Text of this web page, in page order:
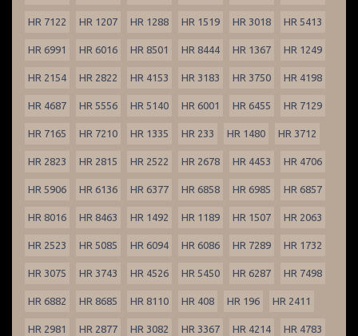
HR 7122 HR 1207 HR 1288 HR 1519 HR 3018 HR 5413
HR 6991 HR 6016 HR 8501 HR 8444 HR 1367 HR 1249
HR 2154 HR 2822 HR 4153 HR 3183 HR 3750 HR 4198
HR 4687 HR 5556 HR 5140 HR 6001 HR 6455 HR 7129
HR 7165 HR 7210 HR 1335 HR 233 HR 1480 HR 3712
HR 2823 HR 2815 HR 2522 HR 2678 HR 4453 HR 4706
HR 5906 HR 6136 HR 6377 HR 6858 HR 6985 HR 6857
HR 8016 HR 8463 HR 1492 HR 1189 HR 1507 HR 2063
HR 2523 HR 5085 HR 6094 HR 6086 HR 7289 HR 1732
HR 3075 HR 3743 HR 4526 HR 5450 HR 6287 HR 7498
HR 6882 HR 8685 HR 8110 HR 408 HR 196 HR 2411
HR 2981 HR 2877 HR 3082 HR 3367 HR 4214 HR 4783